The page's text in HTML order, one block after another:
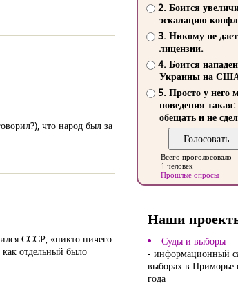
что народ был за
СССР, «никто ничего
отдельный было
2. Боится
эскалацию
3. Никому не
лицензии.
4. Боится
Украины на
5. Просто у него
поведения такая:
обещать и не
Всего проголосовало
1 человек
Прошлые опросы
Наши
Суды и выборы
- информационный
выборах в Приморье
года